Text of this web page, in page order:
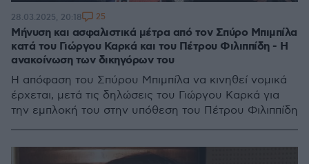
Μήνυση και ασφαλιστικά μέτρα από τον Σπύρο Μπιμπίλα
κατά του Γιώργου Καρκά και του Πέτρου Φιλιππίδη - Η
ανακοίνωση των δικηγόρων του
Η απόφαση του Σπύρου Μπιμπίλα να κινηθεί νομικά
έρχεται, μετά τις δηλώσεις του Γιώργου Καρκά για
την εμπλοκή του στην υπόθεση του Πέτρου Φιλιππίδη
28.03.2025, 20:18 25